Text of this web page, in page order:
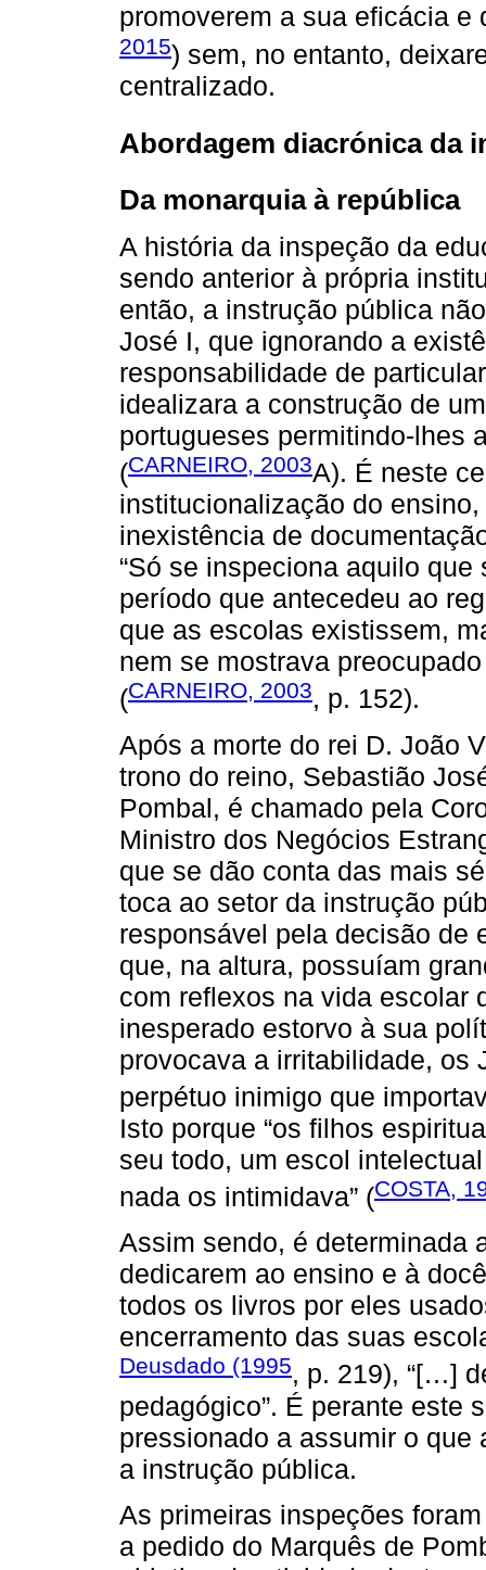
promoverem a sua eficácia e
2015) sem, no entanto,
centralizado.
Abordagem diacrónica da
Da monarquia à república
A história da inspeção da
sendo anterior à própria
então, a instrução pública
José I, que ignorando a
responsabilidade de
idealizara a construção de
portugueses permitindo-lhes
(CARNEIRO, 2003A). É neste
institucionalização do
inexistência de
“Só se inspeciona aquilo
período que antecedeu ao
que as escolas existissem,
nem se mostrava
(CARNEIRO, 2003, p. 152).
Após a morte do rei D. João
trono do reino, Sebastião
Pombal, é chamado pela
Ministro dos Negócios
que se dão conta das mais
toca ao setor da instrução
responsável pela decisão de
que, na altura, possuíam
com reflexos na vida escolar
inesperado estorvo à sua
provocava a irritabilidade,
perpétuo inimigo que
Isto porque “os filhos
seu todo, um escol
nada os intimidava” (COSTA,
Assim sendo, é determinada
dedicarem ao ensino e à
todos os livros por eles
encerramento das suas
Deusdado (1995, p. 219), “[…]
pedagógico”. É perante este
pressionado a assumir o que
a instrução pública.
As primeiras inspeções
a pedido do Marquês de